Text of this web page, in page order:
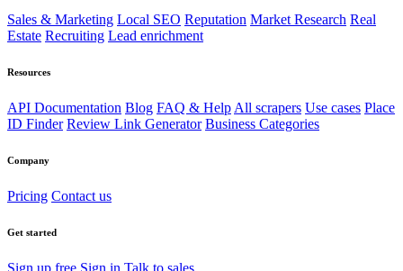
Sales & Marketing Local SEO Reputation Market Research Real
Estate Recruiting Lead enrichment
Resources
API Documentation Blog FAQ & Help All scrapers Use cases Place
ID Finder Review Link Generator Business Categories
Company
Pricing Contact us
Get started
Sign up free Sign in Talk to sales